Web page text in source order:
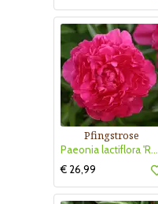
Pfingstrose
Paeonia lactiflora 'Renato'
€ 26,99